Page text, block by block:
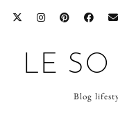
LE SO
Blog